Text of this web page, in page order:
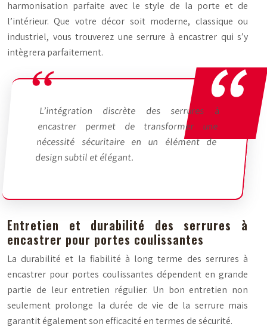
harmonisation parfaite avec le style de la porte et de
l’intérieur. Que votre décor soit moderne, classique ou
industriel, vous trouverez une serrure à encastrer qui s’y
intègrera parfaitement.
L’intégration discrète des serrures à
encastrer permet de transformer une
nécessité sécuritaire en un élément de
design subtil et élégant.
Entretien et durabilité des serrures à
encastrer pour portes coulissantes
La durabilité et la fiabilité à long terme des serrures à
encastrer pour portes coulissantes dépendent en grande
partie de leur entretien régulier. Un bon entretien non
seulement prolonge la durée de vie de la serrure mais
garantit également son efficacité en termes de sécurité.